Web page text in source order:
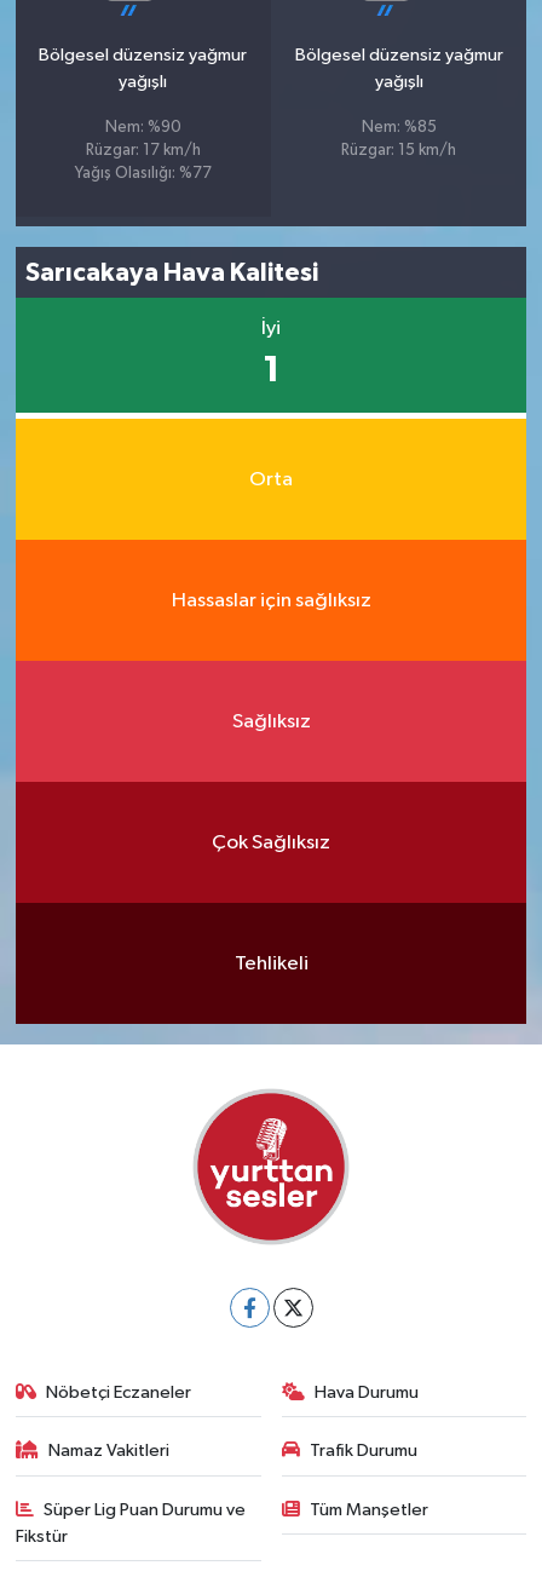
Bölgesel düzensiz yağmur
yağışlı
Nem: %90
Rüzgar: 17 km/h
Yağış Olasılığı: %77
Bölgesel düzensiz yağmur
yağışlı
Nem: %85
Rüzgar: 15 km/h
Sarıcakaya Hava Kalitesi
İyi
1
Orta
Hassaslar için sağlıksız
Sağlıksız
Çok Sağlıksız
Tehlikeli
Nöbetçi Eczaneler Hava Durumu
Namaz Vakitleri Trafik Durumu
Süper Lig Puan Durumu ve
Fikstür
Tüm Manşetler